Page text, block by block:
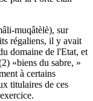
muqâtèlè), sur
régaliens, il y avait
domaine de l'Etat, et
«biens du sabre, »
à certains
titulaires de ces